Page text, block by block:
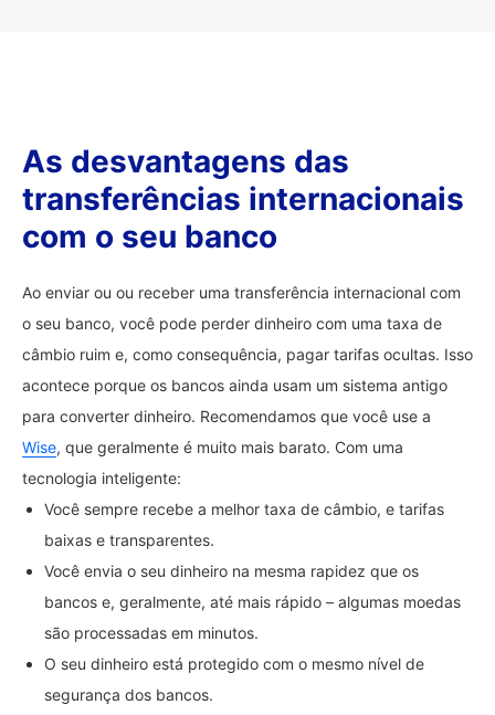
As desvantagens das
transferências internacionais
com o seu banco
Ao enviar ou ou receber uma transferência internacional com
o seu banco, você pode perder dinheiro com uma taxa de
câmbio ruim e, como consequência, pagar tarifas ocultas. Isso
acontece porque os bancos ainda usam um sistema antigo
para converter dinheiro. Recomendamos que você use a
Wise, que geralmente é muito mais barato. Com uma
tecnologia inteligente:
Você sempre recebe a melhor taxa de câmbio, e tarifas
baixas e transparentes.
Você envia o seu dinheiro na mesma rapidez que os
bancos e, geralmente, até mais rápido – algumas moedas
são processadas em minutos.
O seu dinheiro está protegido com o mesmo nível de
segurança dos bancos.